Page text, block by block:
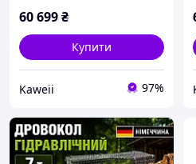
60 699₴
Купити
Kaweii 97%